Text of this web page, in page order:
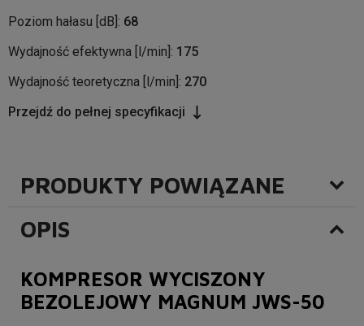
Poziom hałasu [dB]: 68
Wydajność efektywna [l/min]: 175
Wydajność teoretyczna [l/min]: 270
Przejdź do pełnej specyfikacji
PRODUKTY POWIĄZANE
OPIS
KOMPRESOR WYCISZONY
BEZOLEJOWY MAGNUM JWS-50